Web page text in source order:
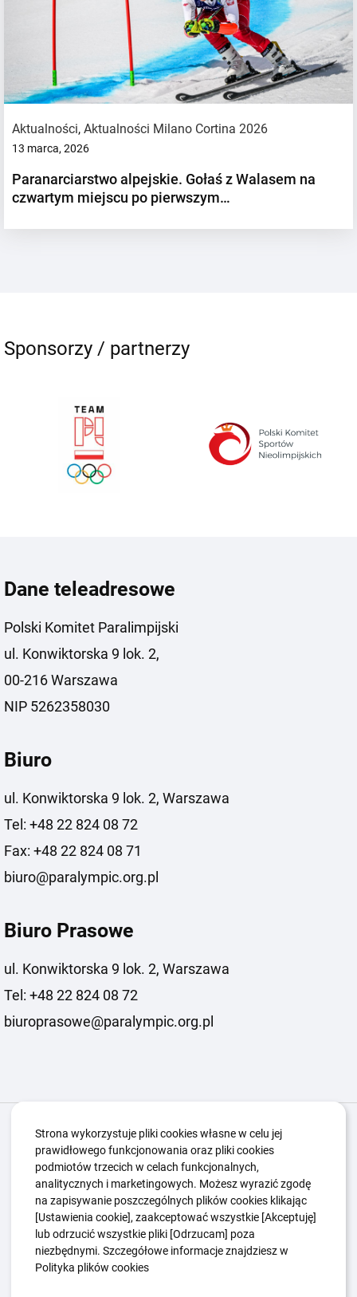
Aktualności, Aktualności Milano Cortina 2026
13 marca, 2026
Paranarciarstwo alpejskie. Gołaś z Walasem na
czwartym miejscu po pierwszym…
Sponsorzy / partnerzy
Dane teleadresowe
Polski Komitet Paralimpijski
ul. Konwiktorska 9 lok. 2,
00-216 Warszawa
NIP 5262358030
Biuro
ul. Konwiktorska 9 lok. 2, Warszawa
Tel: +48 22 824 08 72
Fax: +48 22 824 08 71
biuro@paralympic.org.pl
Biuro Prasowe
ul. Konwiktorska 9 lok. 2, Warszawa
Tel: +48 22 824 08 72
biuroprasowe@paralympic.org.pl
Igrzyska Paralimpijskie O nas
Kwalifikacje ZSK
Kluby Aktualności
Edukacja
Guttmanny Kontakt
Polityka Ochrony Dzieci
Sygnaliści
Polityka plików cookie
Strona wykorzystuje pliki cookies własne w celu jej
prawidłowego funkcjonowania oraz pliki cookies
podmiotów trzecich w celach funkcjonalnych,
analitycznych i marketingowych. Możesz wyrazić zgodę
na zapisywanie poszczególnych plików cookies klikając
[Ustawienia cookie], zaakceptować wszystkie [Akceptuję]
lub odrzucić wszystkie pliki [Odrzucam] poza
niezbędnymi. Szczegółowe informacje znajdziesz w
Polityka plików cookies